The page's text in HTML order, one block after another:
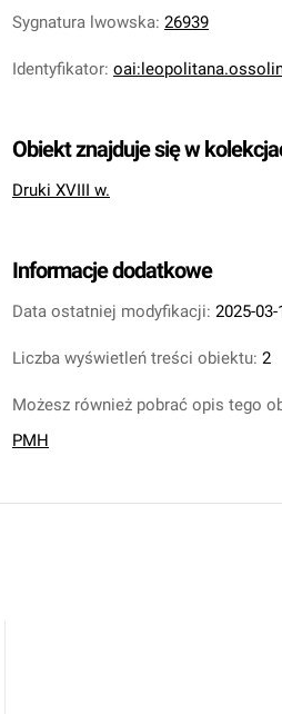
Sygnatura lwowska: 26939
Identyfikator:
Obiekt znajduje się w
Druki XVIII w.
Informacje dodatkowe
Data ostatniej modyfikacji: 2025-03-
Liczba wyświetleń treści obiektu: 2
Możesz również pobrać opis tego
PMH